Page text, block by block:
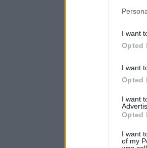
I want
Opted
I want
Opted
I want
Opted
I want
of my